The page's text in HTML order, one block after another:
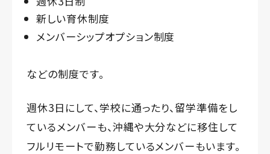
新しい育休制度
メンバーシップオプション制度
などの制度です。
週休3日にして、学校に通ったり、留学準備をし
ているメンバーも、沖縄や大分などに移住して
フルリモートで勤務しているメンバーもいます。